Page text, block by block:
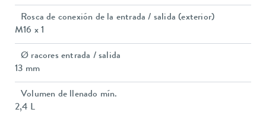
Rosca de conexión de la entrada / salida (exterior)
M16 x 1
Ø racores entrada / salida
13 mm
Volumen de llenado mín.
2,4 L